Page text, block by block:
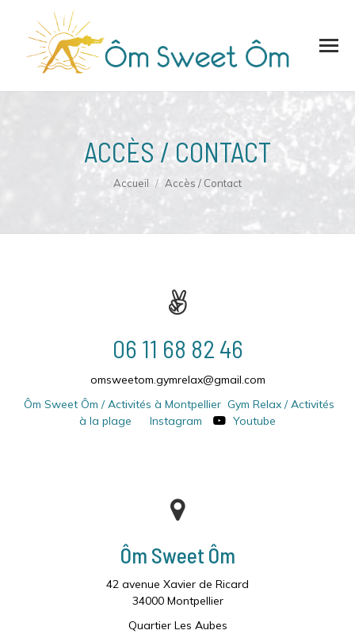
ACCÈS / CONTACT
Accueil Accès / Contact
06 11 68 82 46
omsweetom.gymrelax@gmail.com
Ôm Sweet Ôm / Activités à Montpellier Gym Relax / Activités
à la plage
Instagram Youtube
Ôm Sweet Ôm
42 avenue Xavier de Ricard
34000 Montpellier
Quartier Les Aubes